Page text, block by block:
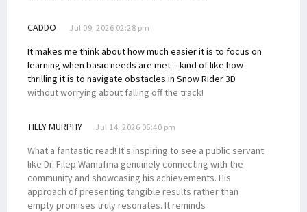
CADDO Jul 09, 2026 02:28 pm
It makes me think about how much easier it is to focus on
learning when basic needs are met – kind of like how
thrilling it is to navigate obstacles in Snow Rider 3D
without worrying about falling off the track!
TILLY MURPHY Jul 14, 2026 06:40 pm
What a fantastic read! It's inspiring to see a public servant
like Dr. Filep Wamafma genuinely connecting with the
community and showcasing his achievements. His
approach of presenting tangible results rather than
empty promises truly resonates. It reminds